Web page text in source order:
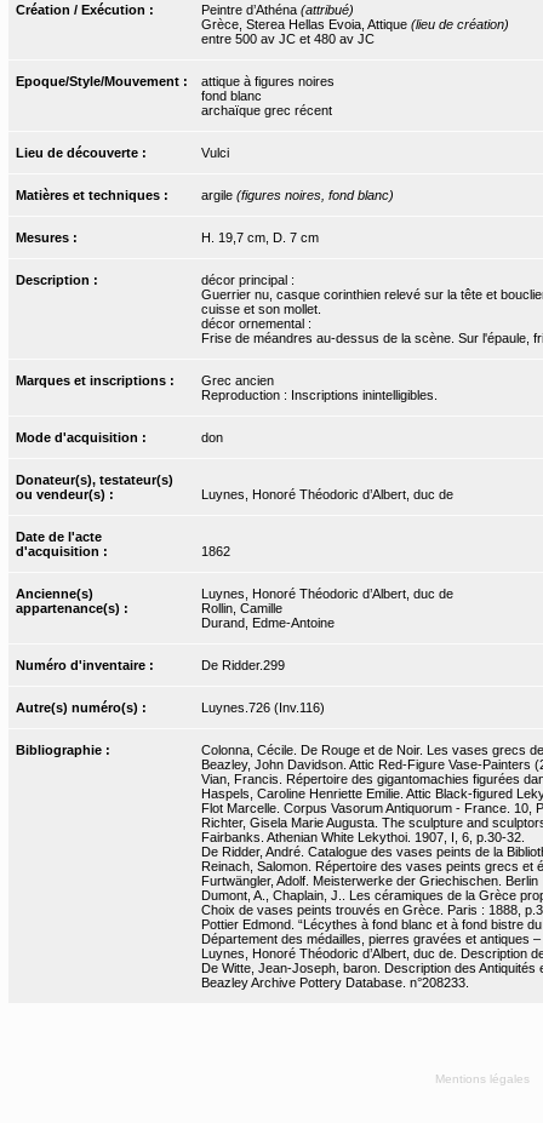
Création / Exécution : Peintre d’Athéna (attribué)
Grèce, Sterea Hellas Evoia, Attique (lieu de création)
entre 500 av JC et 480 av JC
Epoque/Style/Mouvement :
attique à figures noires
fond blanc
archaïque grec récent
Lieu de découverte : Vulci
Matières et techniques : argile (figures noires, fond blanc)
Mesures : H. 19,7 cm, D. 7 cm
Description :
décor principal :
Guerrier nu, casque corinthien relevé sur la tête et
cuisse et son mollet.
décor ornemental :
Frise de méandres au-dessus de la scène. Sur l'épaule,
Marques et inscriptions :
Grec ancien
Reproduction : Inscriptions inintelligibles.
Mode d'acquisition : don
Donateur(s), testateur(s)
ou vendeur(s) :
Luynes, Honoré Théodoric d’Albert, duc de
Date de l'acte
d'acquisition :
1862
Ancienne(s)
appartenance(s) :
Luynes, Honoré Théodoric d’Albert, duc de
Rollin, Camille
Durand, Edme-Antoine
Numéro d'inventaire : De Ridder.299
Autre(s) numéro(s) : Luynes.726 (Inv.116)
Bibliographie :
Colonna, Cécile. De Rouge et de Noir. Les vases grecs
Beazley, John Davidson. Attic Red-Figure Vase-Painters
Vian, Francis. Répertoire des gigantomachies figurées
Haspels, Caroline Henriette Emilie. Attic Black-figured
Flot Marcelle. Corpus Vasorum Antiquorum - France. 10,
Richter, Gisela Marie Augusta. The sculpture and
Fairbanks. Athenian White Lekythoi. 1907, I, 6, p.30-32.
De Ridder, André. Catalogue des vases peints de la
Reinach, Salomon. Répertoire des vases peints grecs et
Furtwängler, Adolf. Meisterwerke der Griechischen. Berlin
Dumont, A., Chaplain, J.. Les céramiques de la Grèce
Choix de vases peints trouvés en Grèce. Paris : 1888,
Pottier Edmond. “Lécythes à fond blanc et à fond bistre
Département des médailles, pierres gravées et antiques
Luynes, Honoré Théodoric d’Albert, duc de. Description
De Witte, Jean-Joseph, baron. Description des Antiquités
Beazley Archive Pottery Database. n°208233.
Mentions légales